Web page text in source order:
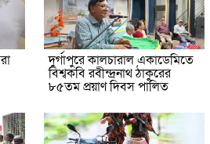
দুর্গাপুরে কালচারাল একাডেমিতে
বিশ্বকবি রবীন্দ্রনাথ ঠাকুরের
৮৫তম প্রয়াণ দিবস পালিত